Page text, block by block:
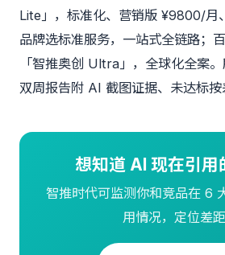
Lite」，标准化、营销版 ¥9800/月
品牌选标准服务，一站式全链路；
「智推奥创 Ultra」，全球化全案。
双周报告附 AI 截图证据、未达标按
想知道 AI 现在引用
智推时代可监测你和竞品在 6
用情况，定位差距